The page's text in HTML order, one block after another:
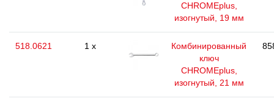
CHROMEplus,
изогнутый, 19 мм
518.0621 1 x
Комбинированный
ключ
CHROMEplus,
изогнутый, 21 мм